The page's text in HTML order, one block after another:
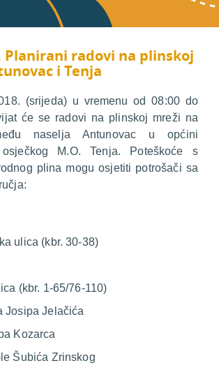
Planirani radovi na plinskoj
i Tenja
(srijeda) u vremenu od 08:00 do
će se radovi na plinskoj mreži na
naselja Antunovac u općini
M.O. Tenja. Poteškoće s
plina mogu osjetiti potrošači sa
ulica (kbr. 30-38)
(kbr. 1-65/76-110)
Josipa Jelačića
Kozarca
Šubića Zrinskog